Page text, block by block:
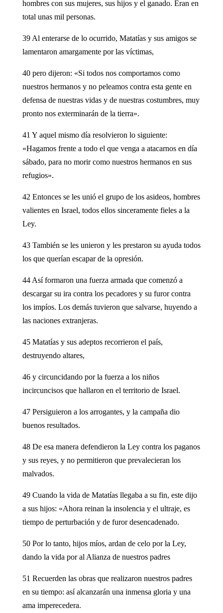
hombres con sus mujeres, sus hijos y el ganado. Eran en
total unas mil personas.
39 Al enterarse de lo ocurrido, Matatías y sus amigos se
lamentaron amargamente por las víctimas,
40 pero dijeron: «Si todos nos comportamos como
nuestros hermanos y no peleamos contra esta gente en
defensa de nuestras vidas y de nuestras costumbres, muy
pronto nos exterminarán de la tierra».
41 Y aquel mismo día resolvieron lo siguiente:
«Hagamos frente a todo el que venga a atacarnos en día
sábado, para no morir como nuestros hermanos en sus
refugios».
42 Entonces se les unió el grupo de los asideos, hombres
valientes en Israel, todos ellos sinceramente fieles a la
Ley.
43 También se les unieron y les prestaron su ayuda todos
los que querían escapar de la opresión.
44 Así formaron una fuerza armada que comenzó a
descargar su ira contra los pecadores y su furor contra
los impíos. Los demás tuvieron que salvarse, huyendo a
las naciones extranjeras.
45 Matatías y sus adeptos recorrieron el país,
destruyendo altares,
46 y circuncidando por la fuerza a los niños
incircuncisos que hallaron en el territorio de Israel.
47 Persiguieron a los arrogantes, y la campaña dio
buenos resultados.
48 De esa manera defendieron la Ley contra los paganos
y sus reyes, y no permitieron que prevalecieran los
malvados.
49 Cuando la vida de Matatías llegaba a su fin, este dijo
a sus hijos: «Ahora reinan la insolencia y el ultraje, es
tiempo de perturbación y de furor desencadenado.
50 Por lo tanto, hijos míos, ardan de celo por la Ley,
dando la vida por al Alianza de nuestros padres
51 Recuerden las obras que realizaron nuestros padres
en su tiempo: así alcanzarán una inmensa gloria y una
ama imperecedera.